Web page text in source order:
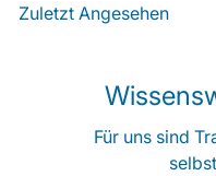
Zuletzt Angesehen
Für uns sind